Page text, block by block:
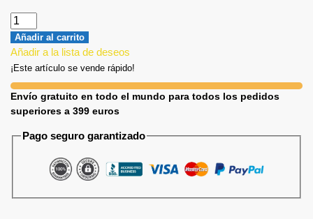
Añadir al carrito
Añadir a la lista de deseos
¡Este artículo se vende rápido!
Envío gratuito en todo el mundo para todos los pedidos
superiores a 399 euros
Pago seguro garantizado